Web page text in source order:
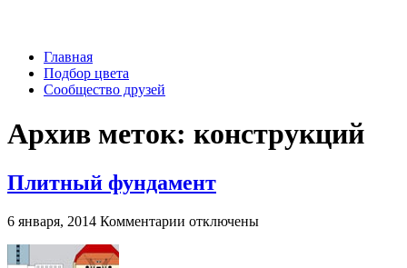
Главная
Подбор цвета
Сообщество друзей
Архив меток: конструкций
Плитный фундамент
6 января, 2014 Комментарии котключены